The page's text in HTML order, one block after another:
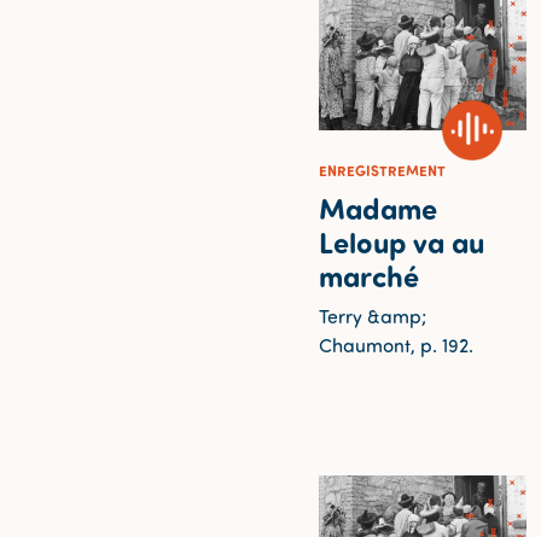
ENREGISTREMENT
Madame
Leloup va au
marché
Terry &amp;
Chaumont, p. 192.